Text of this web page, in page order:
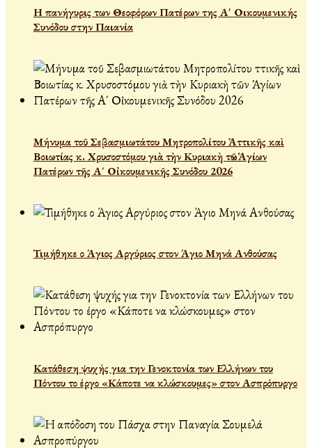
Η πανήγυρις των Θεοφόρων Πατέρων της Α' Οικουμενικής
Συνόδου στην Παιανία
Μήνυμα τοῦ Σεβασμιωτάτου Μητροπολίτου Ἀττικῆς καὶ
Βοιωτίας κ. Χρυσοστόμου γιὰ τὴν Κυριακὴ τῶν Ἁγίων
Πατέρων τῆς Α´ Οἰκουμενικῆς Συνόδου 2026
Τιμήθηκε ο Άγιος Αργύριος στον Άγιο Μηνά Ανθούσας
Κατάθεση ψυχής για την Γενοκτονία των Ελλήνων του
Πόντου το έργο «Κάποτε να κλώσκουμες» στον Ασπρόπυργο